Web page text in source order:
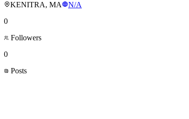
KENITRA, MA
N/A
0
Followers
0
Posts